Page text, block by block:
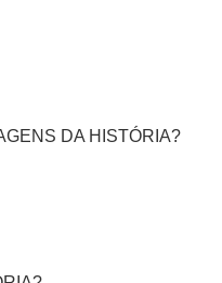
DA HISTÓRIA?